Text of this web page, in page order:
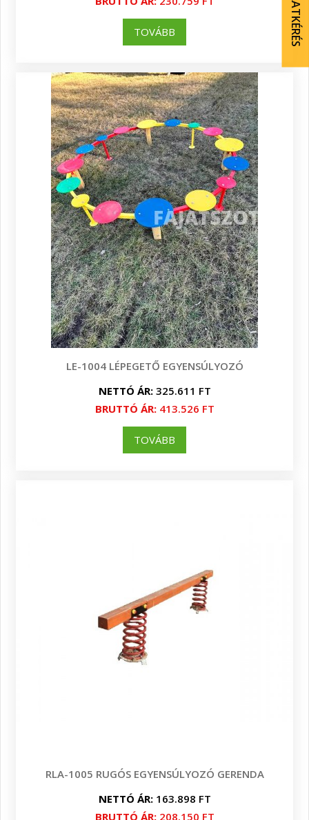
TOVÁBB
LE-1004 LÉPEGETŐ EGYENSÚLYOZÓ
NETTÓ ÁR:325.611 FT
BRUTTÓ ÁR:413.526 FT
TOVÁBB
RLA-1005 RUGÓS EGYENSÚLYOZÓ GERENDA
NETTÓ ÁR:163.898 FT
BRUTTÓ ÁR:208.150 FT